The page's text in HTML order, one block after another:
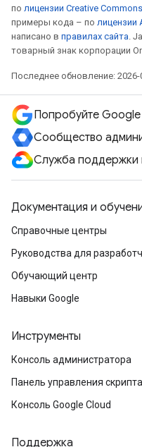
по лицензии Creative
примеры кода – по лицензии
написано в правилах сайта.
товарный знак корпорации
Последнее обновление: 2026-
Попробуйте
Сообщество
Служба поддержки
Документация и
Справочные центры
Руководства для
Обучающий центр
Навыки Google
Инструменты
Консоль администратора
Панель управления
Консоль Google Cloud
Поддержка